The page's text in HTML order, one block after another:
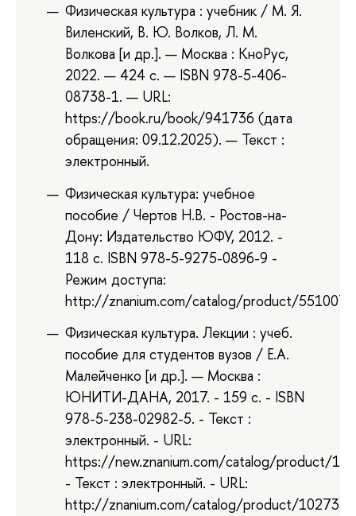
Физическая культура : учебник / М. Я.
Виленский, В. Ю. Волков, Л. М.
Волкова [и др.]. — Москва : КноРус,
2022. — 424 с. — ISBN 978-5-406-
08738-1. — URL:
https://book.ru/book/941736 (дата
обращения: 09.12.2025). — Текст :
электронный.
Физическая культура: учебное
пособие / Чертов Н.В. - Ростов-на-
Дону: Издательство ЮФУ, 2012. -
118 с. ISBN 978-5-9275-0896-9 -
Режим доступа:
http://znanium.com/catalog/product/551007
Физическая культура. Лекции : учеб.
пособие для студентов вузов / Е.А.
Малейченко [и др.]. — Москва :
ЮНИТИ-ДАНА, 2017. - 159 с. - ISBN
978-5-238-02982-5. - Текст :
электронный. - URL:
https://new.znanium.com/catalog/product/
- Текст : электронный. - URL:
http://znanium.com/catalog/product/1027339